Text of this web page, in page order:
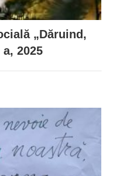
„Dăruind,
2025